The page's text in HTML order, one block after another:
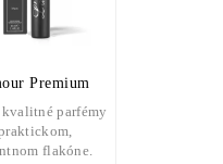
Premium
parfémy
flakóne.